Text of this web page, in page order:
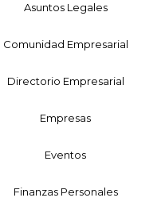
Asuntos Legales
Comunidad Empresarial
Directorio Empresarial
Empresas
Eventos
Finanzas Personales